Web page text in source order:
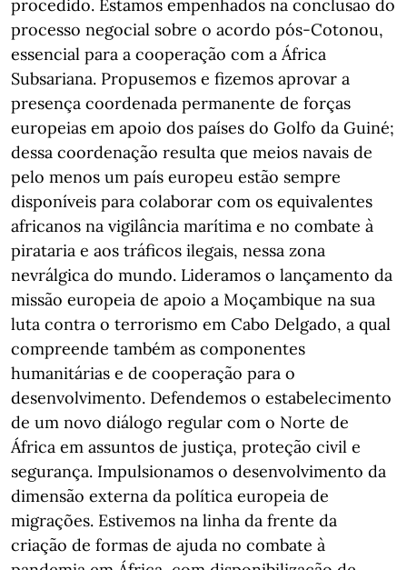
procedido. Estamos empenhados na conclusão do
processo negocial sobre o acordo pós-Cotonou,
essencial para a cooperação com a África
Subsariana. Propusemos e fizemos aprovar a
presença coordenada permanente de forças
europeias em apoio dos países do Golfo da Guiné;
dessa coordenação resulta que meios navais de
pelo menos um país europeu estão sempre
disponíveis para colaborar com os equivalentes
africanos na vigilância marítima e no combate à
pirataria e aos tráficos ilegais, nessa zona
nevrálgica do mundo. Lideramos o lançamento da
missão europeia de apoio a Moçambique na sua
luta contra o terrorismo em Cabo Delgado, a qual
compreende também as componentes
humanitárias e de cooperação para o
desenvolvimento. Defendemos o estabelecimento
de um novo diálogo regular com o Norte de
África em assuntos de justiça, proteção civil e
segurança. Impulsionamos o desenvolvimento da
dimensão externa da política europeia de
migrações. Estivemos na linha da frente da
criação de formas de ajuda no combate à